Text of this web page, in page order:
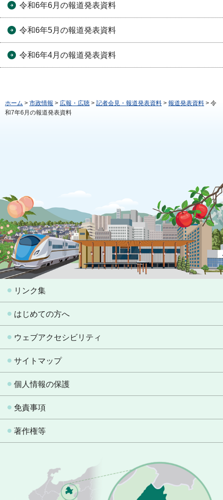
令和6年6月の報道発表資料
令和6年5月の報道発表資料
令和6年4月の報道発表資料
ホーム > 市政情報 > 広報・広聴 > 記者会見・報道発表資料 > 報道発表資料 > 令
和7年6月の報道発表資料
リンク集
はじめての方へ
ウェブアクセシビリティ
サイトマップ
個人情報の保護
免責事項
著作権等